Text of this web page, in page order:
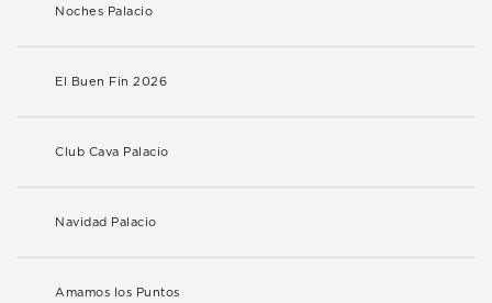
Noches Palacio
El Buen Fin 2026
Club Cava Palacio
Navidad Palacio
Amamos los Puntos